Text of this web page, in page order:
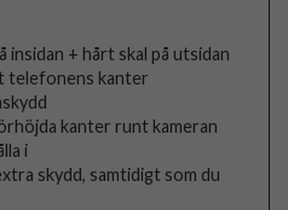
insidan + hårt skal på utsidan
telefonens kanter
kanter runt kameran
i
skydd, samtidigt som du